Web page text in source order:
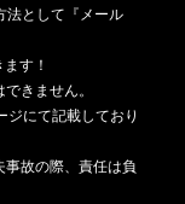
法として『メール
す！
きません。
ジにて記載しており
故の際、責任は負